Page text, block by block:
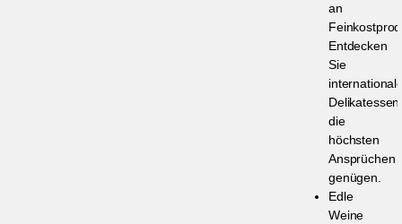
an
Entdecken
Sie
die
höchsten
Ansprüchen
genügen.
Edle
Weine